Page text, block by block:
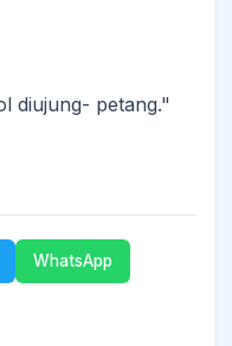
diujung- petang."
WhatsApp